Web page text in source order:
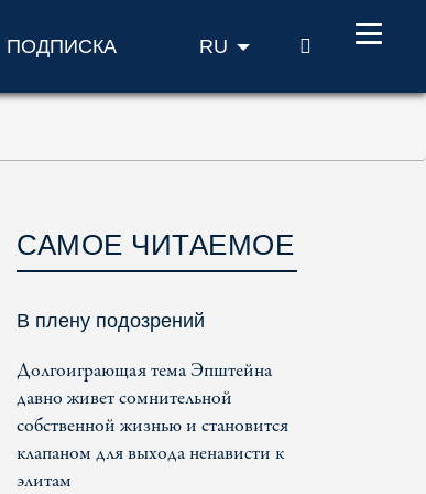
ПОДПИСКА RU ПОИСК
САМОЕ ЧИТАЕМОЕ
В плену подозрений
Долгоиграющая тема Эпштейна
давно живет сомнительной
собственной жизнью и становится
клапаном для выхода ненависти к
элитам